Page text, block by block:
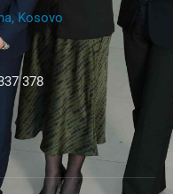
Kosovo
378